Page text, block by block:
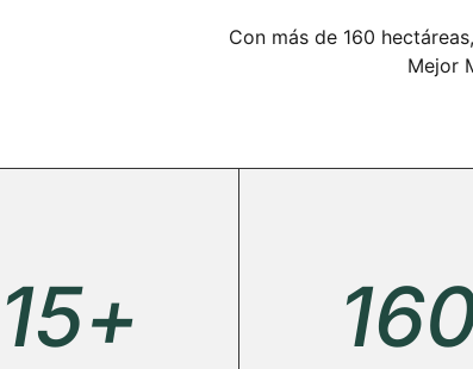
Con más de 160
Mejor
15+